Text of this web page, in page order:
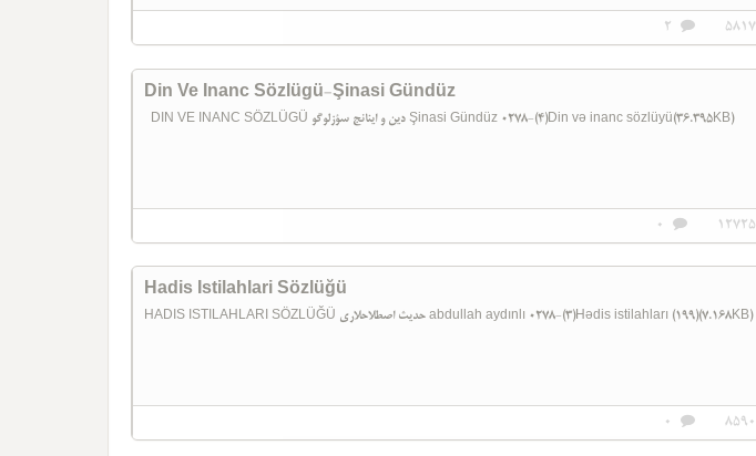
5817
2
Din Ve Inanc Sözlügü-Şinasi Gündüz
DIN VE INANC SÖZLÜGÜ دین و اینانج سؤزلوگو Şinasi Gündüz 0278-(4)Din və inanc sözlüyü(36.395KB)
12725
0
Hadis Istilahlari Sözlüğü
HADIS ISTILAHLARI SÖZLÜĞÜ حدیث اصطلاحلاری abdullah aydınlı 0278-(3)Hədis istilahları (199)(7.168KB)
8590
0